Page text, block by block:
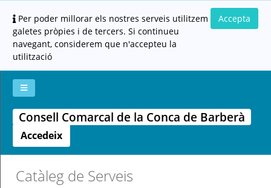
Per poder millorar els nostres serveis utilitzem
galetes pròpies i de tercers. Si continueu
navegant, considerem que n'accepteu la
utilització
Accepta
La
meva
carpeta
Aportar
documentació
Carpeta
ciutadana
(altres
administracions)
Altres
Ajuda
Consell Comarcal de la Conca de Barberà
Accedeix
Catàleg de Serveis